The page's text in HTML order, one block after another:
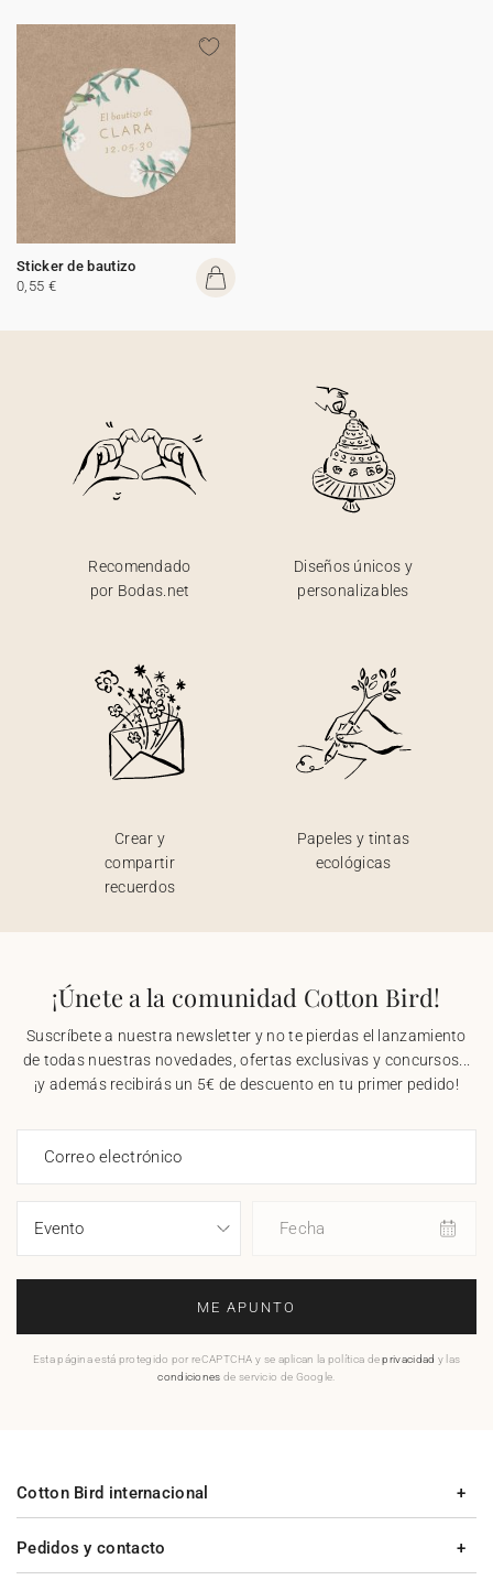
Sticker de bautizo
0,55 €
Recomendado
por Bodas.net
Diseños únicos y
personalizables
Crear y
compartir
recuerdos
Papeles y tintas
ecológicas
¡Únete a la comunidad Cotton Bird!
Suscríbete a nuestra newsletter y no te pierdas el lanzamiento
de todas nuestras novedades, ofertas exclusivas y concursos...
¡y además recibirás un 5€ de descuento en tu primer pedido!
Correo electrónico
Fecha
ME APUNTO
Esta página está protegido por reCAPTCHA y se aplican la política deprivacidad y las
condiciones de servicio de Google.
Pedidos y contacto
Cotton Bird internacional